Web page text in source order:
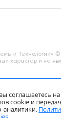
МСТ
и Технологии» ©
характер и не
соглашаетесь на
cookie и
аналитики.